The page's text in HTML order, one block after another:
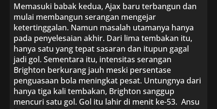
Memasuki babak kedua, Ajax baru terbangun dan
mulai membangun serangan mengejar
ketertinggalan. Namun masalah utamanya hanya
pada penyelesaian akhir. Dari lima tembakan itu,
hanya satu yang tepat sasaran dan itupun gagal
jadi gol. Sementara itu, intensitas serangan
Brighton berkurang jauh meski persentase
penguasaan bola meningkat pesat. Untungnya dari
hanya tiga kali tembakan, Brighton sanggup
mencuri satu gol. Gol itu lahir di menit ke-53. Ansu